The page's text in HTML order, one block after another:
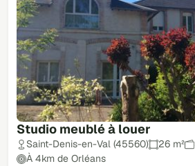
Studio meublé à louer
Saint-Denis-en-Val (45560) 26 m²
À 4km de Orléans